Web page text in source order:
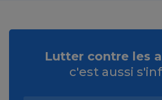
Lutter contre les
c'est aussi